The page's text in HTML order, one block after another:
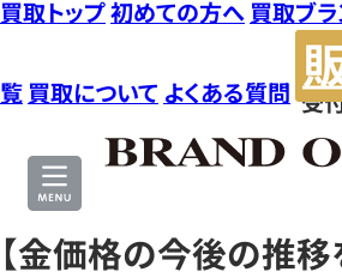
イ
ヤ
ル
受
買取トップ初めての方へ 買取ブ
覧 買取について よくある質問
【金価格の今後の推移